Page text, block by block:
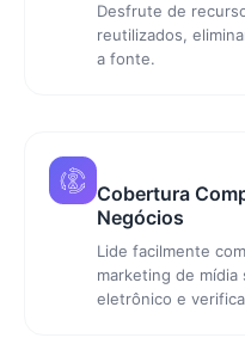
Desfrute de
reutilizados,
a fonte.
Cobertura
Negócios
Lide facilmente
marketing de mídia
eletrônico e